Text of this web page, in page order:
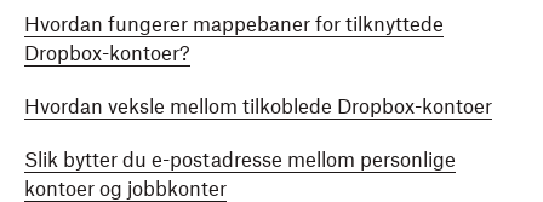
Hvordan fungerer mappebaner for tilknyttede
Dropbox-kontoer?
Hvordan veksle mellom tilkoblede Dropbox-kontoer
Slik bytter du e-postadresse mellom personlige
kontoer og jobbkonter